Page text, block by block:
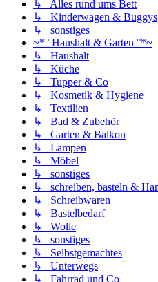
↳ Alles rund ums Bett
↳ Kinderwagen & Buggys
↳ sonstiges
~*° Haushalt & Garten °*~
↳ Haushalt
↳ Küche
↳ Tupper & Co
↳ Kosmetik & Hygiene
↳ Textilien
↳ Bad & Zubehör
↳ Garten & Balkon
↳ Lampen
↳ Möbel
↳ sonstiges
↳ schreiben, basteln &
↳ Schreibwaren
↳ Bastelbedarf
↳ Wolle
↳ sonstiges
↳ Selbstgemachtes
↳ Unterwegs
↳ Fahrrad und Co